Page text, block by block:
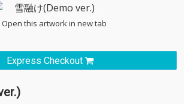
Open this artwork in new tab
Express Checkout